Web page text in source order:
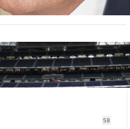
i Real Madridit dhe
urgjentisht në spital pas
me zemrën, mungon në ndeshjet
58